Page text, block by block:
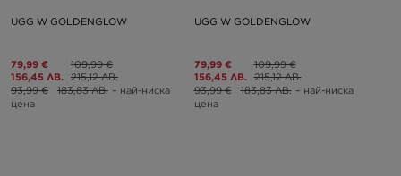
UGG W GOLDENGLOW
79,99 €
156,45 ЛВ.
109,99 €
215,12 ЛВ.
93,99 €
183,83 ЛВ. – най-ниска
цена
UGG W GOLDENGLOW
79,99 €
156,45 ЛВ.
109,99 €
215,12 ЛВ.
93,99 €
183,83 ЛВ. – най-ниска
цена